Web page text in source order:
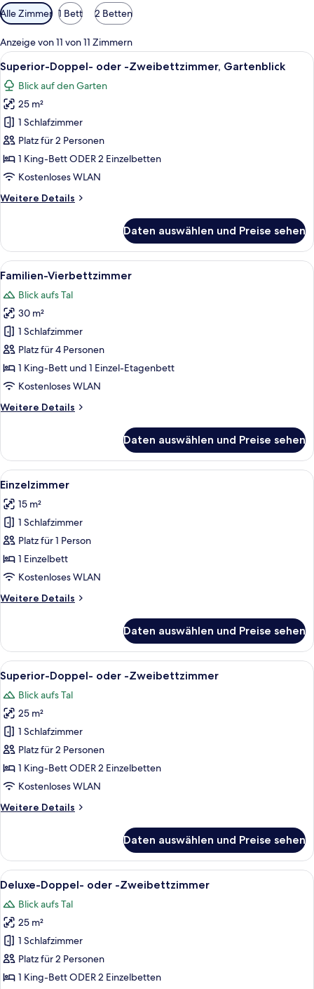
Verfügbare
Filter
für
Zimmer
Alle Zimmer 1 Bett 2 Betten
Anzeige von 11 von 11 Zimmern
Alle
Fotos
für
Superior-
Doppel-
oder
-
Zweibettzimmer,
anzeigen
Ein modernes Hotelzimmer mit
5
Superior-Doppel- oder -Zweibettzimmer, Gartenblick
Blick auf den Garten
25 m²
1 Schlafzimmer
Platz für 2 Personen
1 King-Bett ODER 2 Einzelbetten
Kostenloses WLAN
Weitere Details
Weitere
Doppel-
oder
-
Gartenblick
Daten auswählen und Preise sehen
Alle
Fotos
für
Familien-
Vierbettzimmer
anzeigen
Ein modernes Schlafzimmer mit
5
Familien-Vierbettzimmer
Blick aufs Tal
30 m²
1 Schlafzimmer
Platz für 4 Personen
1 King-Bett und 1 Einzel-Etagenbett
Kostenloses WLAN
Weitere Details
Weitere
Vierbettzimmer
Daten auswählen und Preise sehen
Alle
Fotos
für
Einzelzimmer
anzeigen
Ein Hotelzimmer mit Bett,
3
Einzelzimmer
15 m²
1 Schlafzimmer
Platz für 1 Person
1 Einzelbett
Kostenloses WLAN
Weitere Details
Weitere
Daten auswählen und Preise sehen
Alle
Fotos
für
Superior-
Doppel-
oder
-
Zweibettzimmer
Ein modernes Hotelzimmer mit
3
Superior-Doppel- oder -Zweibettzimmer
Blick aufs Tal
25 m²
1 Schlafzimmer
Platz für 2 Personen
1 King-Bett ODER 2 Einzelbetten
Kostenloses WLAN
Weitere Details
Weitere
Doppel-
oder
-
Zweibettzimmer
Daten auswählen und Preise sehen
Alle
Fotos
für
Deluxe-
Doppel-
oder
-
Ein modernes Hotelzimmer mit
3
Deluxe-Doppel- oder -Zweibettzimmer
Blick aufs Tal
25 m²
1 Schlafzimmer
Platz für 2 Personen
1 King-Bett ODER 2 Einzelbetten